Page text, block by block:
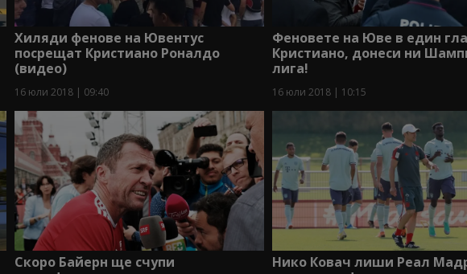
Хиляди фенове на Ювентус
посрещат Кристиано Роналдо
(видео)
16 юли 2018 | 09:40
Феновете на Юве в един
Кристиано, донеси ни
лига!
16 юли 2018 | 10:15
Скоро Байерн ще счупи
Нико Ковач лиши Реал